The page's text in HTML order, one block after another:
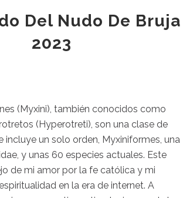
Del Nudo De Bruja
2023
(Myxini), también conocidos como
(Hyperotreti),​ son una clase de
incluye un solo orden, Myxiniformes, una
y unas 60 especies actuales. Este
de mi amor por la fe católica y mi
en la era de internet. A